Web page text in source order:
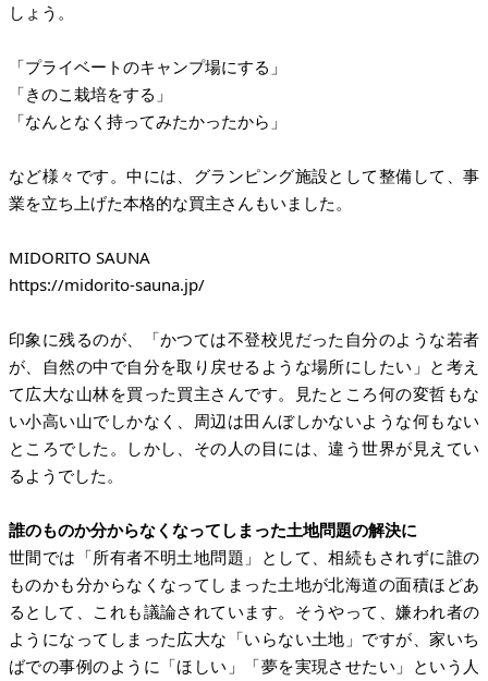
しょう。
「プライベートのキャンプ場にする」
「きのこ栽培をする」
「なんとなく持ってみたかったから」
など様々です。中には、グランピング施設として整備して、事
業を立ち上げた本格的な買主さんもいました。
https://midorito-sauna.jp/
印象に残るのが、「かつては不登校児だった自分のような若者
が、自然の中で自分を取り戻せるような場所にしたい」と考え
て広大な山林を買った買主さんです。見たところ何の変哲もな
い小高い山でしかなく、周辺は田んぼしかないような何もない
ところでした。しかし、その人の目には、違う世界が見えてい
るようでした。
誰のものか分からなくなってしまった土地問題の解決に
世間では「所有者不明土地問題」として、相続もされずに誰の
ものかも分からなくなってしまった土地が北海道の面積ほどあ
るとして、これも議論されています。そうやって、嫌われ者の
ようになってしまった広大な「いらない土地」ですが、家いち
ばでの事例のように「ほしい」「夢を実現させたい」という人